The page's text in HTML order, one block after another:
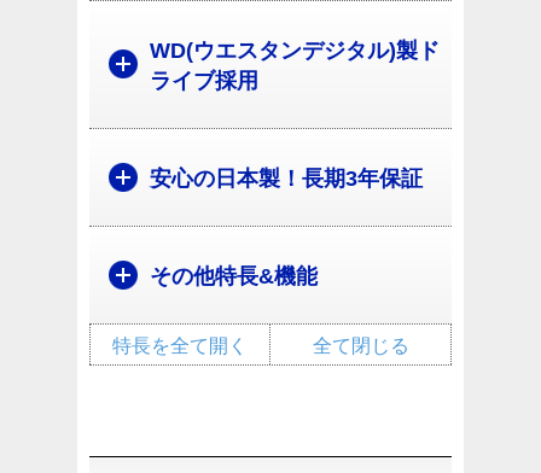
WD(ウエスタンデジタル)製ド
ライブ採用
安心の日本製！長期3年保証
その他特長&機能
全て閉じる
特長を全て開く